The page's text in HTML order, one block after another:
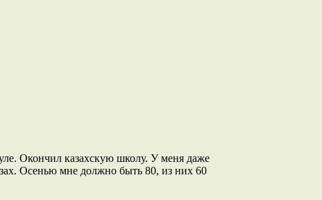
Окончил казахскую школу. У меня даже
Осенью мне должно быть 80, из них 60